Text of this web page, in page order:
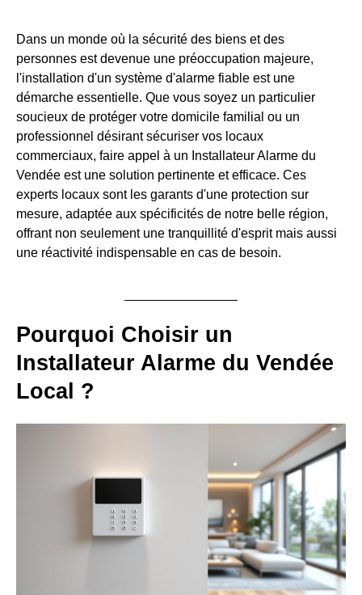
Dans un monde où la sécurité des biens et des
personnes est devenue une préoccupation majeure,
l'installation d'un système d'alarme fiable est une
démarche essentielle. Que vous soyez un particulier
soucieux de protéger votre domicile familial ou un
professionnel désirant sécuriser vos locaux
commerciaux, faire appel à un Installateur Alarme du
Vendée est une solution pertinente et efficace. Ces
experts locaux sont les garants d'une protection sur
mesure, adaptée aux spécificités de notre belle région,
offrant non seulement une tranquillité d'esprit mais aussi
une réactivité indispensable en cas de besoin.
Pourquoi Choisir un
Installateur Alarme du Vendée
Local ?